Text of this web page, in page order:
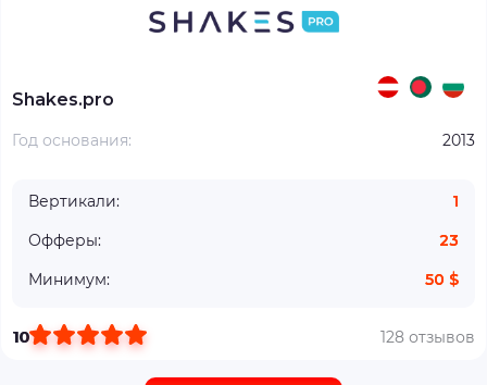
Shakes.pro
Год основания: 2013
Вертикали:
1
Офферы:
23
Минимум:
50 $
10 128 отзывов